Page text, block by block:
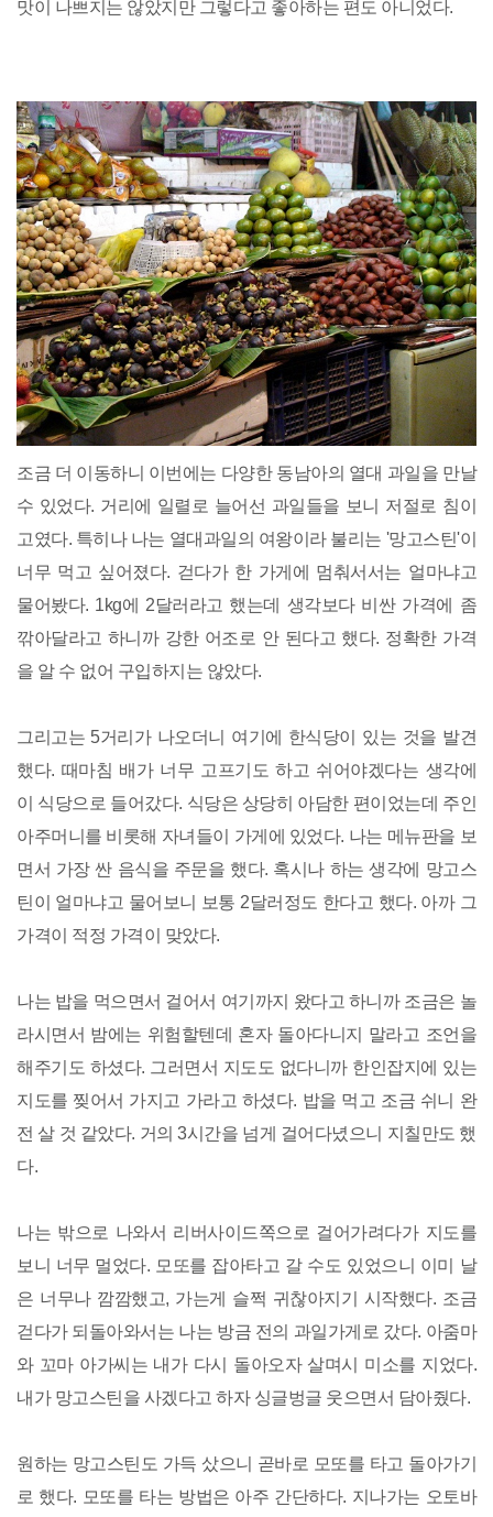
맛이 나쁘지는 않았지만 그렇다고 좋아하는 편도 아니었다.
조금 더 이동하니 이번에는 다양한 동남아의 열대 과일을 만날
수 있었다. 거리에 일렬로 늘어선 과일들을 보니 저절로 침이
고였다. 특히나 나는 열대과일의 여왕이라 불리는 '망고스틴'이
너무 먹고 싶어졌다. 걷다가 한 가게에 멈춰서서는 얼마냐고
물어봤다. 1kg에 2달러라고 했는데 생각보다 비싼 가격에 좀
깎아달라고 하니까 강한 어조로 안 된다고 했다. 정확한 가격
을 알 수 없어 구입하지는 않았다.
그리고는 5거리가 나오더니 여기에 한식당이 있는 것을 발견
했다. 때마침 배가 너무 고프기도 하고 쉬어야겠다는 생각에
이 식당으로 들어갔다. 식당은 상당히 아담한 편이었는데 주인
아주머니를 비롯해 자녀들이 가게에 있었다. 나는 메뉴판을 보
면서 가장 싼 음식을 주문을 했다. 혹시나 하는 생각에 망고스
틴이 얼마냐고 물어보니 보통 2달러정도 한다고 했다. 아까 그
가격이 적정 가격이 맞았다.
나는 밥을 먹으면서 걸어서 여기까지 왔다고 하니까 조금은 놀
라시면서 밤에는 위험할텐데 혼자 돌아다니지 말라고 조언을
해주기도 하셨다. 그러면서 지도도 없다니까 한인잡지에 있는
지도를 찢어서 가지고 가라고 하셨다. 밥을 먹고 조금 쉬니 완
전 살 것 같았다. 거의 3시간을 넘게 걸어다녔으니 지칠만도 했
다.
나는 밖으로 나와서 리버사이드쪽으로 걸어가려다가 지도를
보니 너무 멀었다. 모또를 잡아타고 갈 수도 있었으니 이미 날
은 너무나 깜깜했고, 가는게 슬쩍 귀찮아지기 시작했다. 조금
걷다가 되돌아와서는 나는 방금 전의 과일가게로 갔다. 아줌마
와 꼬마 아가씨는 내가 다시 돌아오자 살며시 미소를 지었다.
내가 망고스틴을 사겠다고 하자 싱글벙글 웃으면서 담아줬다.
원하는 망고스틴도 가득 샀으니 곧바로 모또를 타고 돌아가기
로 했다. 모또를 타는 방법은 아주 간단하다. 지나가는 오토바